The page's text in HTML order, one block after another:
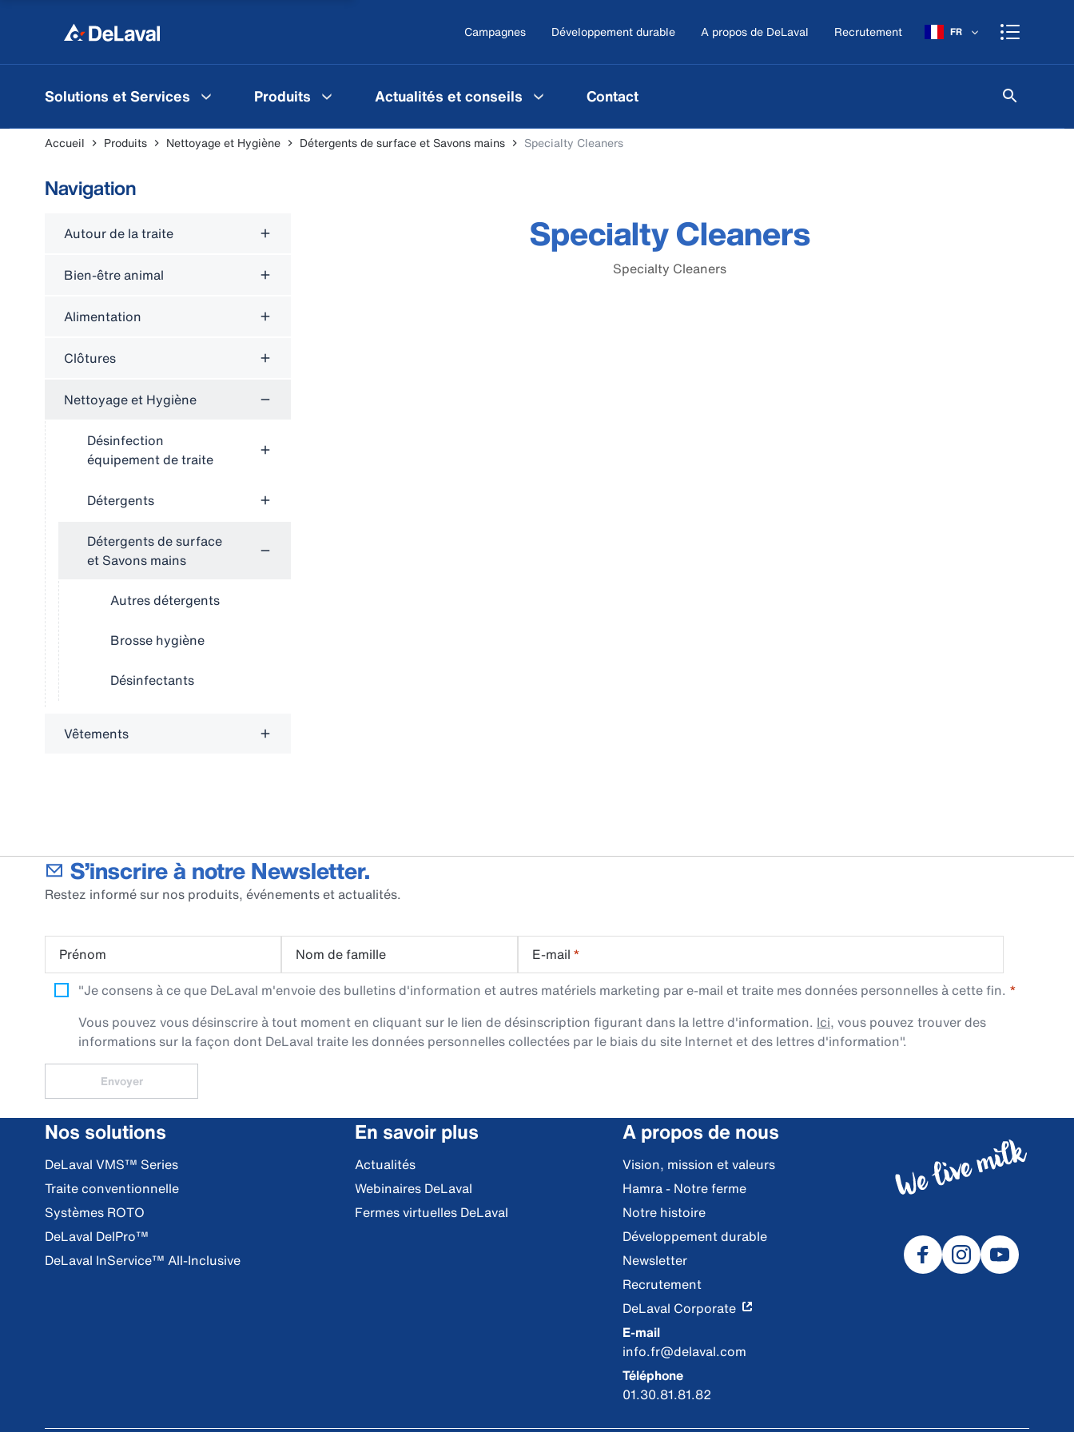
Campagnes Développement durable A propos de DeLaval Recrutement FR
Solutions et Services Produits Actualités et conseils Contact
Accueil Produits Nettoyage et Hygiène Détergents de surface et Savons mains Specialty Cleaners
Navigation
Autour de la traite
Bien-être animal
Alimentation
Clôtures
Nettoyage et Hygiène
Désinfection
équipement de traite
Détergents
Détergents de surface
et Savons mains
Autres détergents
Brosse hygiène
Désinfectants
Vêtements
Specialty Cleaners
Specialty Cleaners
S’inscrire à notre Newsletter.
Restez informé sur nos produits, événements et actualités.
Prénom Nom de famille E-mail *
"Je consens à ce que DeLaval m'envoie des bulletins d'information et autres matériels marketing par e-mail et traite mes données personnelles à cette fin.
Vous pouvez vous désinscrire à tout moment en cliquant sur le lien de désinscription figurant dans la lettre d'information. Ici, vous pouvez trouver des
informations sur la façon dont DeLaval traite les données personnelles collectées par le biais du site Internet et des lettres d'information".
Envoyer
Nos solutions
DeLaval VMS™ Series
Traite conventionnelle
Systèmes ROTO
DeLaval DelPro™
DeLaval InService™ All-Inclusive
En savoir plus
Actualités
Webinaires DeLaval
Fermes virtuelles DeLaval
A propos de nous
Vision, mission et valeurs
Hamra - Notre ferme
Notre histoire
Développement durable
Newsletter
Recrutement
DeLaval Corporate
E-mail
info.fr@delaval.com
Téléphone
01.30.81.81.82